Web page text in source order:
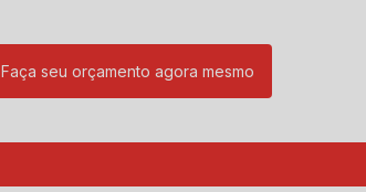
Faça seu orçamento agora mesmo